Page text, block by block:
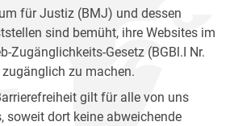
für Justiz (BMJ) und dessen
sind bemüht, ihre Websites im
Zugänglichkeits-Gesetz (BGBl.I Nr.
zu machen.
gilt für alle von uns
soweit dort keine abweichende